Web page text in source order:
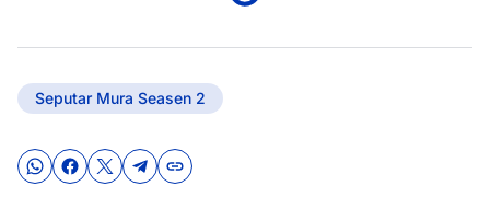
Seputar Mura Seasen 2